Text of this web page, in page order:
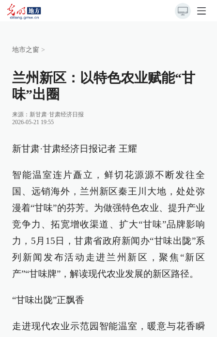
地市之窗 >
兰州新区：以特色农业赋能“甘
味”出圈
来源：新甘肃·甘肃经济日报
2026-05-21 19:55
新甘肃·甘肃经济日报记者 王耀
智能温室连片矗立，鲜切花源源不断发往全
国、远销海外，兰州新区秦王川大地，处处弥
漫着“甘味”的芬芳。为做强特色农业、提升产业
竞争力、拓宽增收渠道、扩大“甘味”品牌影响
力，5月15日，甘肃省政府新闻办“甘味出陇”系
列新闻发布活动走进兰州新区，聚焦“新区
产”“甘味牌”，解读现代农业发展的新区路径。
“甘味出陇”正飘香
走进现代农业示范园智能温室，暖意与花香瞬